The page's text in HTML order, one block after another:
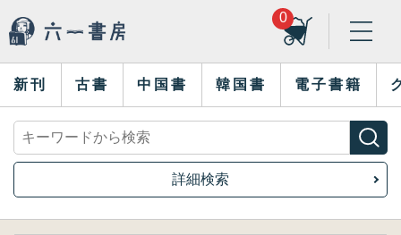
0
新刊 古書 中国書 韓国書 電子書籍
詳細検索